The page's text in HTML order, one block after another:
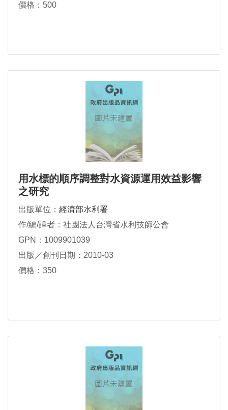
價格：500
用水標的順序調整對水資源運用效益影響
之研究
出版單位： 經濟部水利署
作/編/譯者：社團法人台灣省水利技師公會
GPN：1009901039
出版／創刊日期：2010-03
價格：350